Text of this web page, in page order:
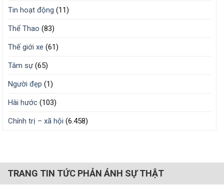
Tin hoạt động (11)
Thể Thao (83)
Thế giới xe (61)
Tâm sự(65)
Người đẹp (1)
Hài hước (103)
Chính trị – xã hội (6.458)
TRANG TIN TỨC PHẢN ÁNH SỰ THẬT